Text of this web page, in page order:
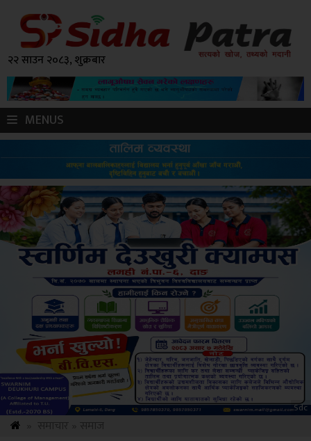
२२ साउन २०८३, शुक्रबार
MENUS
Amb